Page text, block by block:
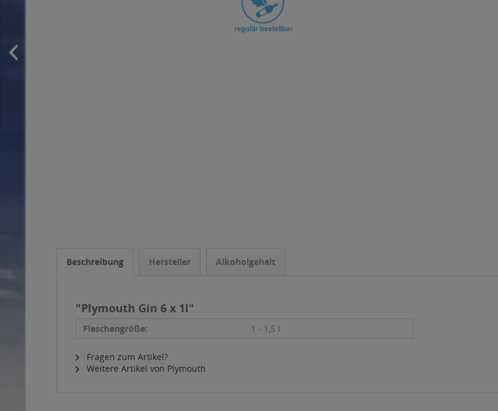
Beschreibung Hersteller Alkoholgehalt
"Plymouth Gin 6 x 1l"
Flaschengröße: 1 - 1,5 l
Fragen zum Artikel?
Weitere Artikel von Plymouth